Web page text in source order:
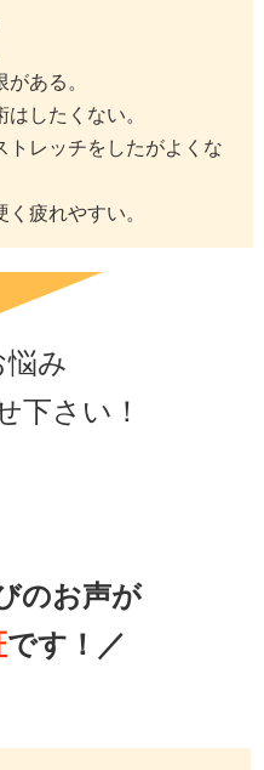
ある。
したくない。
トレッチをしたがよくな
疲れやすい。
悩み
下さい！
のお声が
です！／